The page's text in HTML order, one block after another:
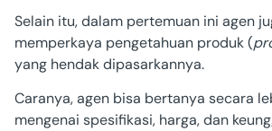
Selain itu, dalam pertemuan ini agen
memperkaya pengetahuan produk (
yang hendak dipasarkannya.
Caranya, agen bisa bertanya secara
mengenai spesifikasi, harga, dan